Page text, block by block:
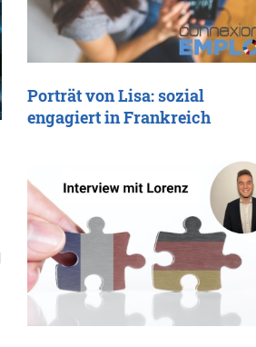
Porträt von Lisa: sozial
engagiert in Frankreich